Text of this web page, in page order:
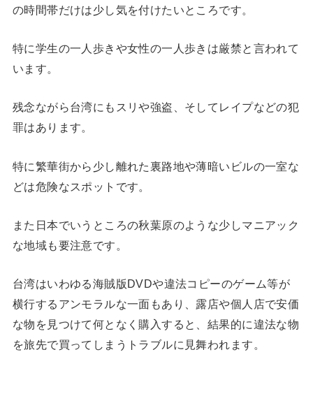
の時間帯だけは少し気を付けたいところです。
特に学生の一人歩きや女性の一人歩きは厳禁と言われて
います。
残念ながら台湾にもスリや強盗、そしてレイプなどの犯
罪はあります。
特に繁華街から少し離れた裏路地や薄暗いビルの一室な
どは危険なスポットです。
また日本でいうところの秋葉原のような少しマニアック
な地域も要注意です。
台湾はいわゆる海賊版DVDや違法コピーのゲーム等が
横行するアンモラルな一面もあり、露店や個人店で安価
な物を見つけて何となく購入すると、結果的に違法な物
を旅先で買ってしまうトラブルに見舞われます。